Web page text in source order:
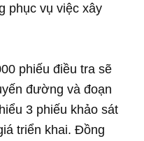
phục vụ việc xây
phiếu điều tra sẽ
đường và đoạn
3 phiếu khảo sát
triển khai. Đồng